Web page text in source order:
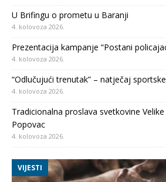
U Brifingu o prometu u Baranji
4. kolovoza 2026.
Prezentacija kampanje “Postani
4. kolovoza 2026.
“Odlučujući trenutak” – natječaj
4. kolovoza 2026.
Tradicionalna proslava svetkovine
Popovac
4. kolovoza 2026.
VIJESTI